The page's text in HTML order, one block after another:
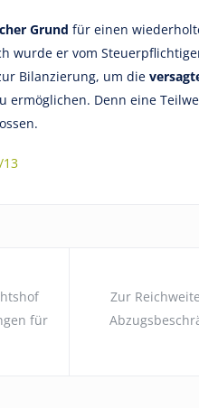
Grund für einen
wurde er vom
Bilanzierung, um die
ermöglichen. Denn eine
13
für
Zur